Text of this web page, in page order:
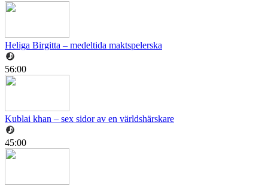
Heliga Birgitta – medeltida maktspelerska
56:00
Kublai khan – sex sidor av en världshärskare
45:00